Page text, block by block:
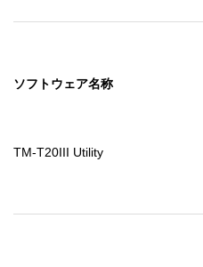
ソフトウェア名称
TM-T20III Utility